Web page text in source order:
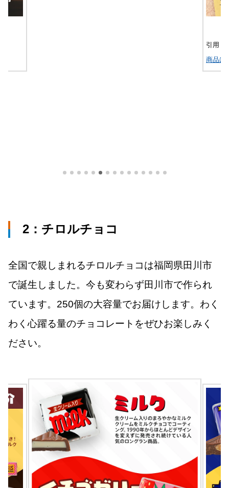
引用｜
商品は
2：チロルチョコ
全国で親しまれるチロルチョコは福岡県田川市
で誕生しました。今も変わらず田川市で作られ
ています。250個の大容量でお届けします。わく
わく心躍る量のチョコレートをぜひお楽しみく
ださい。